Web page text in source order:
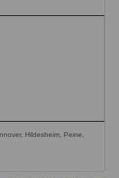
Hildesheim, Peine,